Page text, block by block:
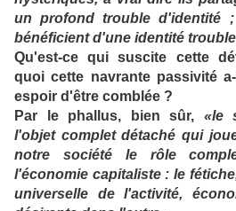
un profond trouble d'identité
bénéficient d'une identité
Qu'est-ce qui suscite cette
quoi cette navrante passivité
espoir d'être comblée ?
Par le phallus, bien sûr, «le
l'objet complet détaché qui
notre société le rôle
l'économie capitaliste : le
universelle de l'activité,